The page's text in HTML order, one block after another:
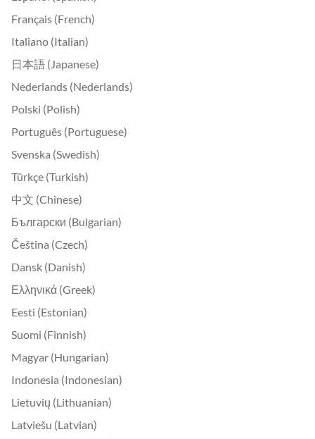
Français (French)
Italiano (Italian)
日本語 (Japanese)
Nederlands (Nederlands)
Polski (Polish)
Português (Portuguese)
Svenska (Swedish)
Türkçe (Turkish)
中文 (Chinese)
Български (Bulgarian)
Čeština (Czech)
Dansk (Danish)
Ελληνικά (Greek)
Eesti (Estonian)
Suomi (Finnish)
Magyar (Hungarian)
Indonesia (Indonesian)
Lietuvių (Lithuanian)
Latviešu (Latvian)